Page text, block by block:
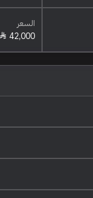
السعر
42,000